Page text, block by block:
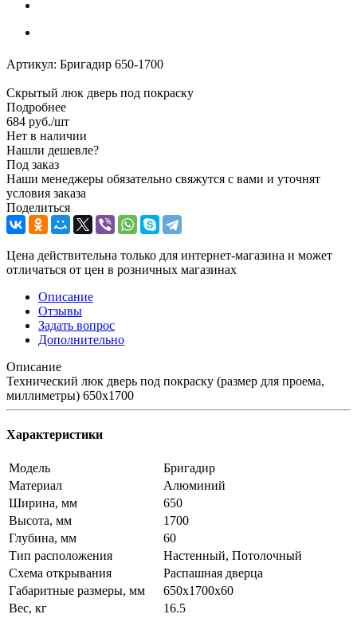
Артикул: Бригадир 650-1700
Скрытый люк дверь под покраску
Подробнее
684 руб./шт
Нет в наличии
Нашли дешевле?
Под заказ
Наши менеджеры обязательно свяжутся с вами и уточнят
условия заказа
Поделиться
Цена действительна только для интернет-магазина и может
отличаться от цен в розничных магазинах
Описание
Отзывы
Задать вопрос
Дополнительно
Описание
Технический люк дверь под покраску (размер для проема,
миллиметры) 650x1700
Характеристики
Модель
Бригадир
Материал
Алюминий
Ширина, мм
650
Высота, мм
1700
Глубина, мм
60
Тип расположения
Настенный, Потолочный
Схема открывания
Распашная дверца
Габаритные размеры, мм
650х1700х60
Вес, кг
16.5